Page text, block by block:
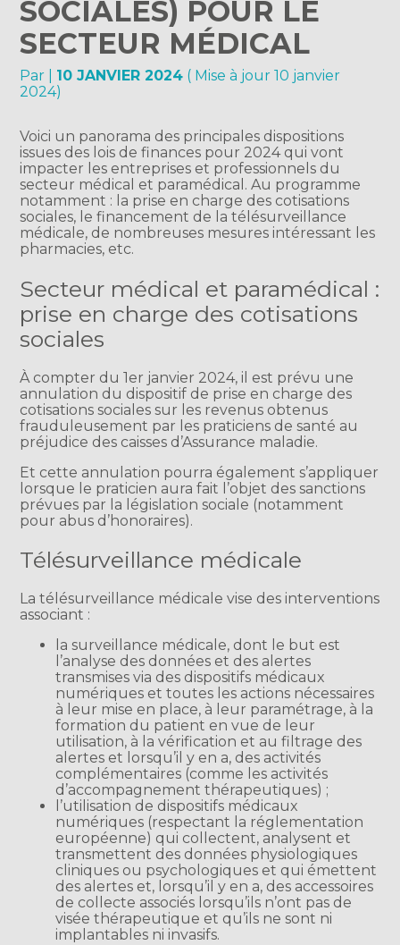
SOCIALES) POUR LE
SECTEUR MÉDICAL
Par 10 JANVIER 2024 ( Mise à jour 10 janvier
2024)
Voici un panorama des principales dispositions
issues des lois de finances pour 2024 qui vont
impacter les entreprises et professionnels du
secteur médical et paramédical. Au programme
notamment : la prise en charge des cotisations
sociales, le financement de la télésurveillance
médicale, de nombreuses mesures intéressant les
pharmacies, etc.
Secteur médical et paramédical :
prise en charge des cotisations
sociales
À compter du 1er janvier 2024, il est prévu une
annulation du dispositif de prise en charge des
cotisations sociales sur les revenus obtenus
frauduleusement par les praticiens de santé au
préjudice des caisses d’Assurance maladie.
Et cette annulation pourra également s’appliquer
lorsque le praticien aura fait l’objet des sanctions
prévues par la législation sociale (notamment
pour abus d’honoraires).
Télésurveillance médicale
La télésurveillance médicale vise des interventions
associant :
la surveillance médicale, dont le but est
l’analyse des données et des alertes
transmises via des dispositifs médicaux
numériques et toutes les actions nécessaires
à leur mise en place, à leur paramétrage, à la
formation du patient en vue de leur
utilisation, à la vérification et au filtrage des
alertes et lorsqu’il y en a, des activités
complémentaires (comme les activités
d’accompagnement thérapeutiques) ;
l’utilisation de dispositifs médicaux
numériques (respectant la réglementation
européenne) qui collectent, analysent et
transmettent des données physiologiques
cliniques ou psychologiques et qui émettent
des alertes et, lorsqu’il y en a, des accessoires
de collecte associés lorsqu’ils n’ont pas de
visée thérapeutique et qu’ils ne sont ni
implantables ni invasifs.